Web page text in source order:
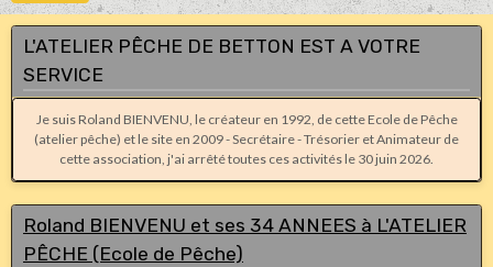
L'ATELIER PÊCHE DE BETTON EST A VOTRE
SERVICE
Je suis Roland BIENVENU, le créateur en 1992, de cette Ecole de Pêche
(atelier pêche) et le site en 2009 - Secrétaire - Trésorier et Animateur de
cette association, j'ai arrêté toutes ces activités le 30 juin 2026.
Roland BIENVENU et ses 34 ANNEES à L'ATELIER
PÊCHE (Ecole de Pêche)